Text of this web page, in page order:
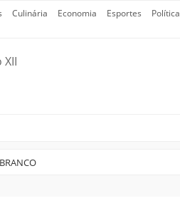
Culinária Economia Esportes Política